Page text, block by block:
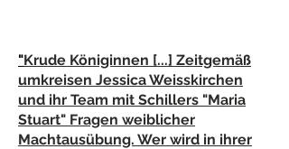
"Krude Königinnen [...] Zeitgemäß
umkreisen Jessica Weisskirchen
und ihr Team mit Schillers "Maria
Stuart" Fragen weiblicher
Machtausübung. Wer wird in ihrer